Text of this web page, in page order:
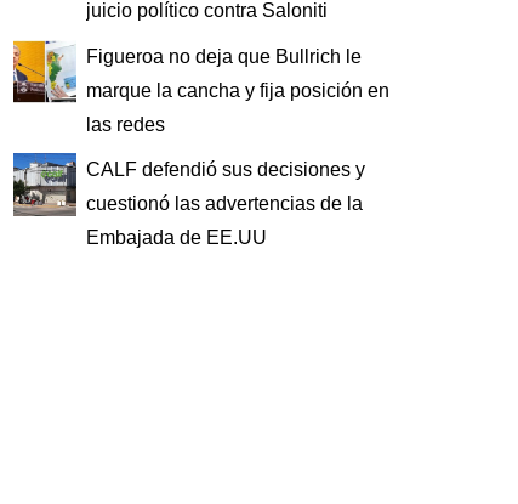
juicio político contra Saloniti
Figueroa no deja que Bullrich le
marque la cancha y fija posición en
las redes
CALF defendió sus decisiones y
cuestionó las advertencias de la
Embajada de EE.UU